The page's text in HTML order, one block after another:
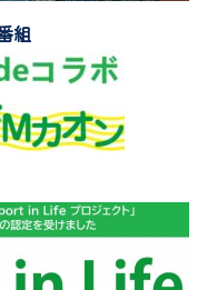
組